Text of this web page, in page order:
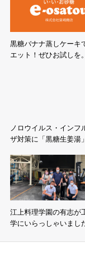
黒糖バナナ蒸しケーキ
エット！ぜひお試しを
ノロウイルス・インフ
ザ対策に「黒糖生姜湯」
江上料理学園の有志が
学にいらっしゃいまし